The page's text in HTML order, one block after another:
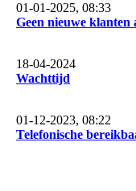
01-01-2025, 08:33
Geen nieuwe klanten
18-04-2024
Wachttijd
01-12-2023, 08:22
Telefonische